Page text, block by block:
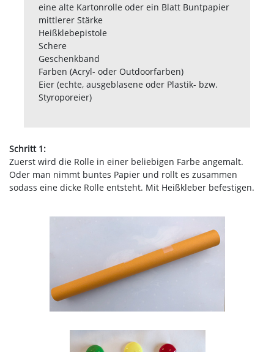
eine alte Kartonrolle oder ein Blatt Buntpapier
mittlerer Stärke
Heißklebepistole
Schere
Geschenkband
Farben (Acryl- oder Outdoorfarben)
Eier (echte, ausgeblasene oder Plastik- bzw.
Styroporeier)
Schritt 1:
Zuerst wird die Rolle in einer beliebigen Farbe angemalt.
Oder man nimmt buntes Papier und rollt es zusammen
sodass eine dicke Rolle entsteht. Mit Heißkleber befestigen.